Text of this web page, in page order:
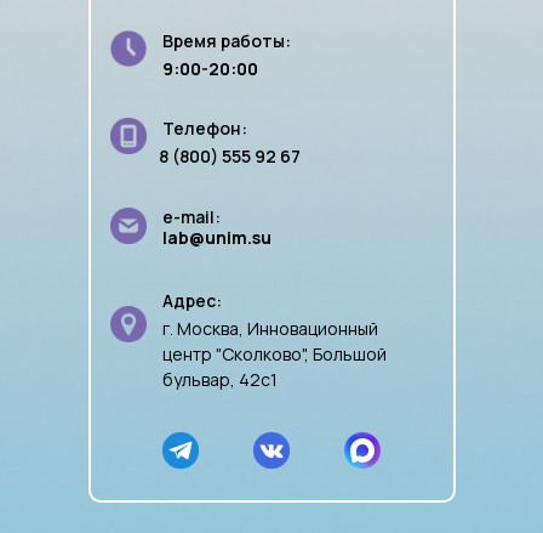
Адрес:
г. Москва, Инновационный
центр "Сколково", Большой
бульвар, 42с1
e-mail:
lab@unim.su
9:00-20:00
8 (800) 555 92 67
Время работы:
Телефон: